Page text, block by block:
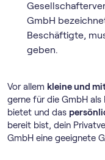
GmbH
Beschäftigte,
geben.
Vor allem kleine und
gerne für die GmbH
bietet und das
bereit bist, dein
GmbH eine geeignete